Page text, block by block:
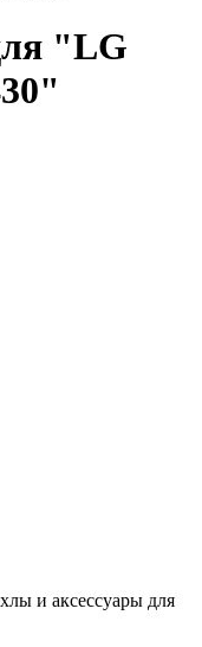
"LG
и аксессуары для